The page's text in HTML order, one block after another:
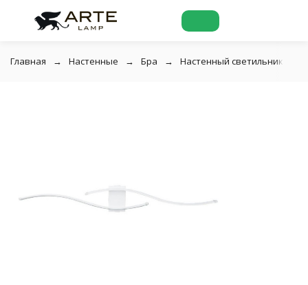
Главная Настенные Бра Настенный светильник Arte